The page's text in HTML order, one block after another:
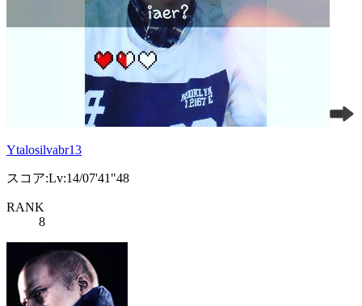
Ytalosilvabr13
スコア:Lv:14/07'41"48
RANK
8